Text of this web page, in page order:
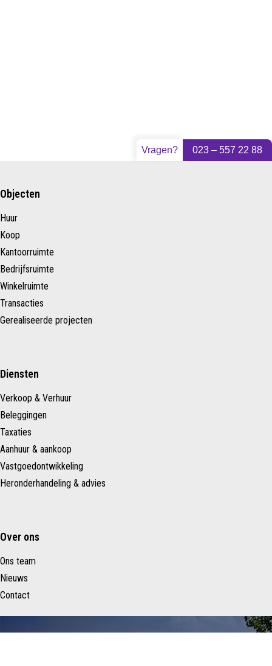
Vragen? 023 – 557 22 88
Objecten
Huur
Koop
Kantoorruimte
Bedrijfsruimte
Winkelruimte
Transacties
Gerealiseerde projecten
Diensten
Verkoop & Verhuur
Beleggingen
Taxaties
Aanhuur & aankoop
Vastgoedontwikkeling
Heronderhandeling & advies
Over ons
Ons team
Nieuws
Contact